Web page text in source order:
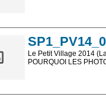
Le Petit Village 2014
POURQUOI LES